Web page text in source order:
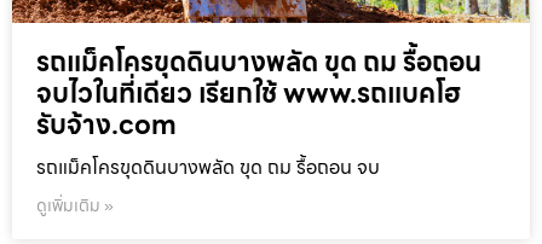
รถแม็คโครขุดดินบางพลัด ขุด ถม รื้อถอน
จบไวในที่เดียว เรียกใช้ www.รถแบคโฮ
รับจ้าง.com
รถแม็คโครขุดดินบางพลัด ขุด ถม รื้อถอน จบ
ดูเพิ่มเติม »